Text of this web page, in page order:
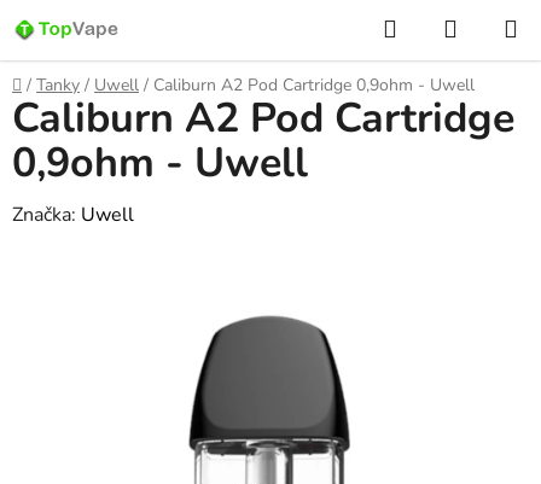
na
obsah
Hľadať
KOŠÍK
Domov
/ Tanky / Uwell / Caliburn A2 Pod Cartridge 0,9ohm - Uwell
Caliburn A2 Pod Cartridge
0,9ohm - Uwell
Značka: Uwell